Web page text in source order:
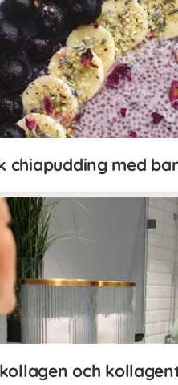
chiapudding med
och